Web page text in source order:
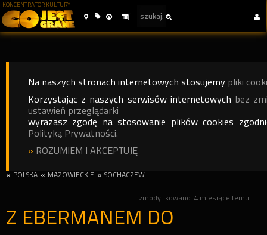
KONCENTRATOR KULTURY
Na naszych stronach internetowych stosujemy pliki
Korzystając z naszych serwisów internetowych bez
ustawień przeglądarki
wyrażasz zgodę na stosowanie plików cookies
Polityką Prywatności.
» ROZUMIEM I AKCEPTUJĘ
« POLSKA « MAZOWIECKIE « SOCHACZEW
zmodyfikowano 4 miesiące temu
Z EBERMANEM DO